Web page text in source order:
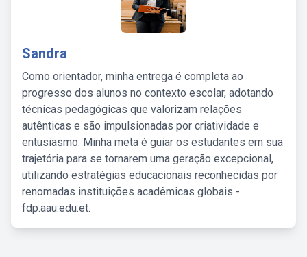
Sandra
Como orientador, minha entrega é completa ao
progresso dos alunos no contexto escolar, adotando
técnicas pedagógicas que valorizam relações
autênticas e são impulsionadas por criatividade e
entusiasmo. Minha meta é guiar os estudantes em sua
trajetória para se tornarem uma geração excepcional,
utilizando estratégias educacionais reconhecidas por
renomadas instituições acadêmicas globais -
fdp.aau.edu.et.